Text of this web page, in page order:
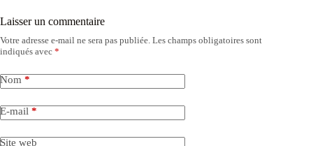
Laisser un commentaire
Votre adresse e-mail ne sera pas publiée. Les champs obligatoires sont
indiqués avec *
Nom *
E-mail *
Site web